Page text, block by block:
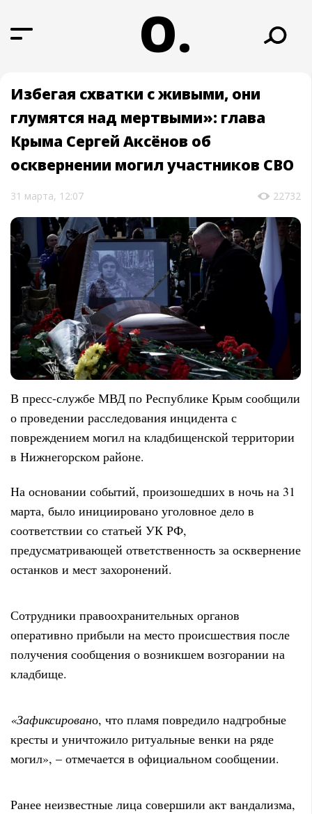
О.
Избегая схватки с живыми, они
глумятся над мертвыми»: глава
Крыма Сергей Аксёнов об
осквернении могил участников СВО
31 марта, 12:07 22732
В пресс-службе МВД по Республике Крым сообщили
о проведении расследования инцидента с
повреждением могил на кладбищенской территории
в Нижнегорском районе.
На основании событий, произошедших в ночь на 31
марта, было инициировано уголовное дело в
соответствии со статьей УК РФ,
предусматривающей ответственность за осквернение
останков и мест захоронений.
Сотрудники правоохранительных органов
оперативно прибыли на место происшествия после
получения сообщения о возникшем возгорании на
кладбище.
«Зафиксировано, что пламя повредило надгробные
кресты и уничтожило ритуальные венки на ряде
могил», – отмечается в официальном сообщении.
Ранее неизвестные лица совершили акт вандализма,